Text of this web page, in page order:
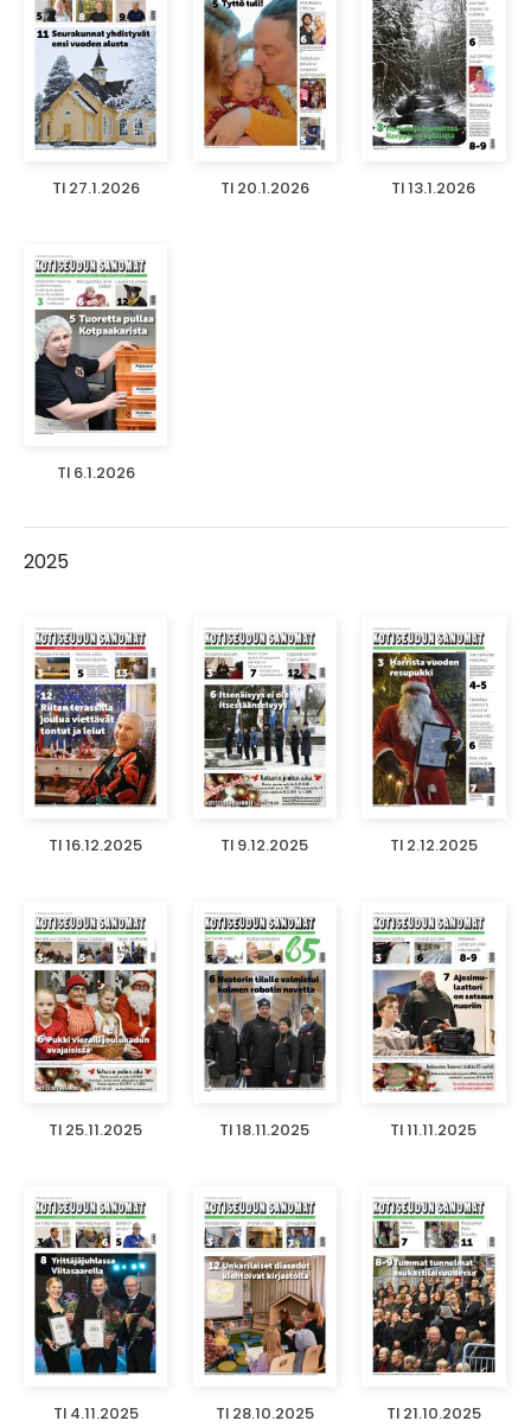
TI 27.1.2026 TI 20.1.2026 TI 13.1.2026
TI 6.1.2026
2025
TI 16.12.2025 TI 9.12.2025 TI 2.12.2025
TI 25.11.2025 TI 18.11.2025 TI 11.11.2025
TI 4.11.2025 TI 28.10.2025 TI 21.10.2025